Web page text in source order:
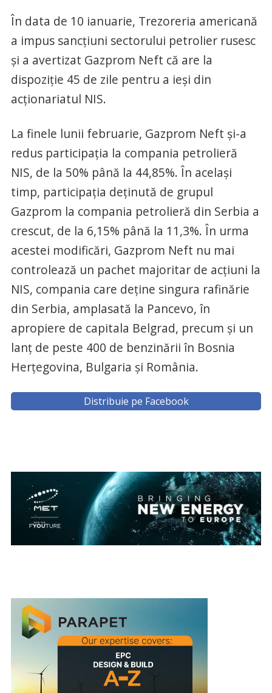
În data de 10 ianuarie, Trezoreria americană
a impus sancţiuni sectorului petrolier rusesc
şi a avertizat Gazprom Neft că are la
dispoziţie 45 de zile pentru a ieşi din
acţionariatul NIS.
La finele lunii februarie, Gazprom Neft şi-a
redus participaţia la compania petrolieră
NIS, de la 50% până la 44,85%. În acelaşi
timp, participaţia deţinută de grupul
Gazprom la compania petrolieră din Serbia a
crescut, de la 6,15% până la 11,3%. În urma
acestei modificări, Gazprom Neft nu mai
controlează un pachet majoritar de acţiuni la
NIS, compania care deţine singura rafinărie
din Serbia, amplasată la Pancevo, în
apropiere de capitala Belgrad, precum şi un
lanţ de peste 400 de benzinării în Bosnia
Herţegovina, Bulgaria şi România.
Distribuie pe Facebook